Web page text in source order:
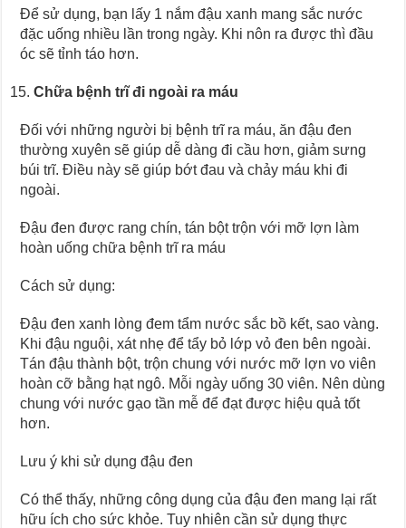
Để sử dụng, bạn lấy 1 nắm đậu xanh mang sắc nước
đặc uống nhiều lần trong ngày. Khi nôn ra được thì đầu
óc sẽ tỉnh táo hơn.
Chữa bệnh trĩ đi ngoài ra máu
Đối với những người bị bệnh trĩ ra máu, ăn đậu đen
thường xuyên sẽ giúp dễ dàng đi cầu hơn, giảm sưng
búi trĩ. Điều này sẽ giúp bớt đau và chảy máu khi đi
ngoài.
Đậu đen được rang chín, tán bột trộn với mỡ lợn làm
hoàn uống chữa bệnh trĩ ra máu
Cách sử dụng:
Đậu đen xanh lòng đem tẩm nước sắc bồ kết, sao vàng.
Khi đậu nguội, xát nhẹ để tẩy bỏ lớp vỏ đen bên ngoài.
Tán đậu thành bột, trộn chung với nước mỡ lợn vo viên
hoàn cỡ bằng hạt ngô. Mỗi ngày uống 30 viên. Nên dùng
chung với nước gạo tần mễ để đạt được hiệu quả tốt
hơn.
Lưu ý khi sử dụng đậu đen
Có thể thấy, những công dụng của đậu đen mang lại rất
hữu ích cho sức khỏe. Tuy nhiên cần sử dụng thực